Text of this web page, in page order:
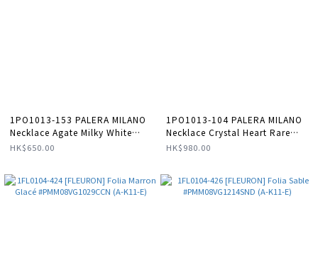
1PO1013-153 PALERA MILANO
Necklace Agate Milky White
#JWANEC-AGATAM (A-EU-E)
HK$650.00
1PO1013-104 PALERA MILANO
Necklace Crystal Heart Rare
Pink #JWCNCH-CR10AM (A-EU-
HK$980.00